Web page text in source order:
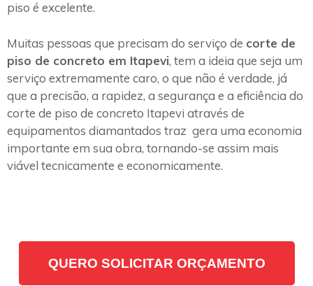
piso é excelente.
Muitas pessoas que precisam do serviço de corte de
piso de concreto em Itapevi, tem a ideia que seja um
serviço extremamente caro, o que não é verdade, já
que a precisão, a rapidez, a segurança e a eficiência do
corte de piso de concreto Itapevi através de
equipamentos diamantados traz gera uma economia
importante em sua obra, tornando-se assim mais
viável tecnicamente e economicamente.
QUERO SOLICITAR ORÇAMENTO